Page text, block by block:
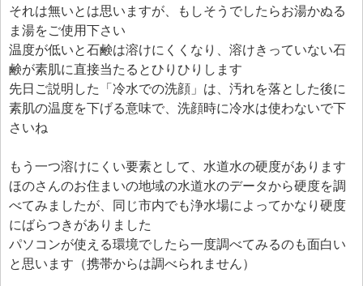
それは無いとは思いますが、もしそうでしたらお湯かぬる
ま湯をご使用下さい
温度が低いと石鹸は溶けにくくなり、溶けきっていない石
鹸が素肌に直接当たるとひりひりします
先日ご説明した「冷水での洗顔」は、汚れを落とした後に
素肌の温度を下げる意味で、洗顔時に冷水は使わないで下
さいね
もう一つ溶けにくい要素として、水道水の硬度があります
ほのさんのお住まいの地域の水道水のデータから硬度を調
べてみましたが、同じ市内でも浄水場によってかなり硬度
にばらつきがありました
パソコンが使える環境でしたら一度調べてみるのも面白い
と思います（携帯からは調べられません）